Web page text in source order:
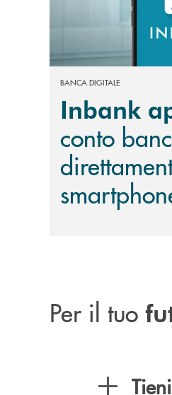
BANCA DIGITALE
Inbank
conto
Per il tuo